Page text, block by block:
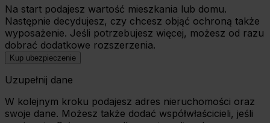
Na start podajesz wartość mieszkania lub domu.
Następnie decydujesz, czy chcesz objąć ochroną także
wyposażenie. Jeśli potrzebujesz więcej, możesz od razu
dobrać dodatkowe rozszerzenia.
Kup ubezpieczenie
Uzupełnij dane
W kolejnym kroku podajesz adres nieruchomości oraz
swoje dane. Możesz także dodać współwłaścicieli, jeśli